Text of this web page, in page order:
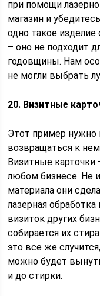
при помощи
магазин и
одно такое
– оно не подходит
годовщины. Нам
не могли выбрать
20. Визитные
Этот пример нужно
возвращаться к
Визитные карточки
любом бизнесе. Не
материала они
лазерная
визиток других
собирается их
это все же
можно будет
и до стирки.